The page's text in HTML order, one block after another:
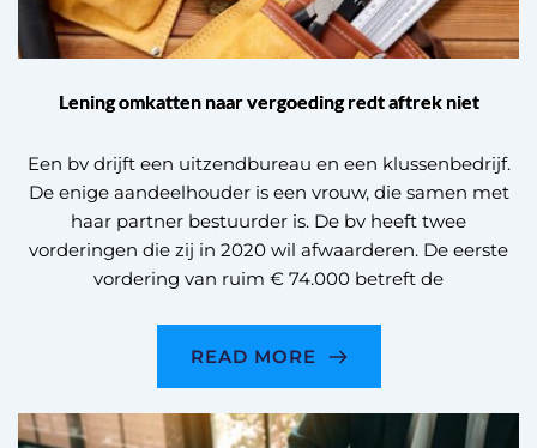
Lening omkatten naar vergoeding redt aftrek niet
Een bv drijft een uitzendbureau en een klussenbedrijf.
De enige aandeelhouder is een vrouw, die samen met
haar partner bestuurder is. De bv heeft twee
vorderingen die zij in 2020 wil afwaarderen. De eerste
vordering van ruim € 74.000 betreft de
READ MORE